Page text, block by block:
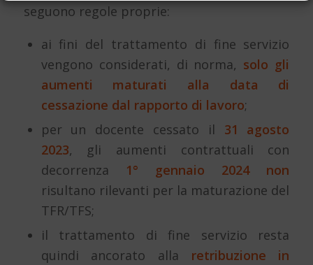
seguono regole proprie:
ai fini del trattamento di fine servizio
vengono considerati, di norma, solo gli
aumenti maturati alla data di
cessazione dal rapporto di lavoro;
per un docente cessato il 31 agosto
2023, gli aumenti contrattuali con
decorrenza 1° gennaio 2024
non
risultano rilevanti per la maturazione del
TFR/TFS;
il trattamento di fine servizio resta
quindi ancorato alla retribuzione in